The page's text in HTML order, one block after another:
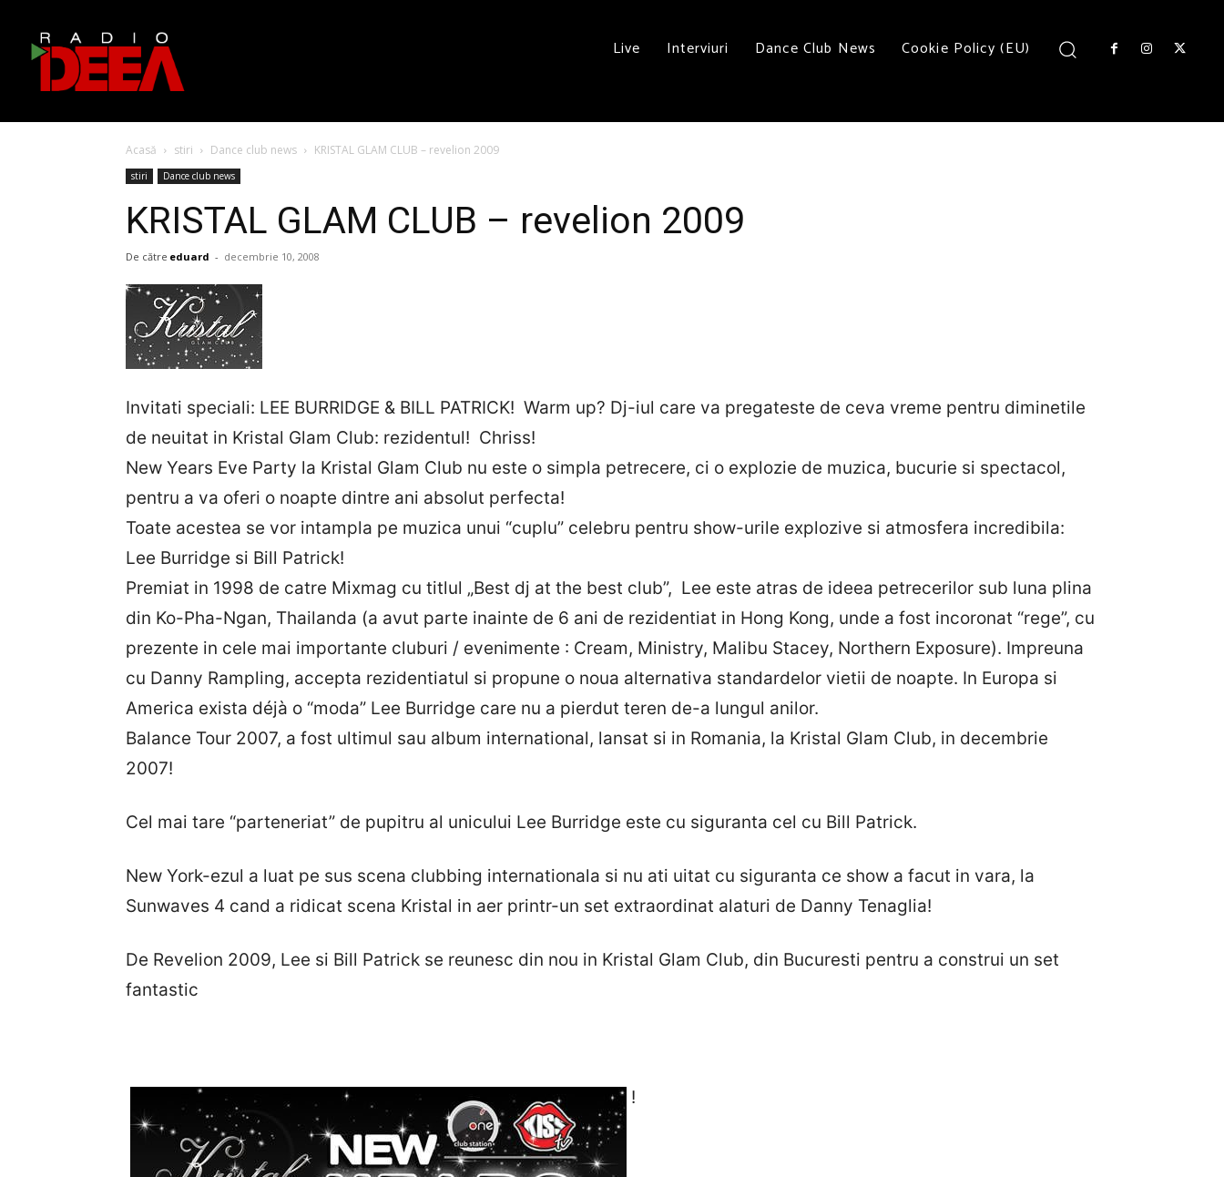
Live Interviuri Dance Club News Cookie Policy (EU)
Acasă stiri Dance club news KRISTAL GLAM CLUB – revelion 2009
stiri Dance club news
KRISTAL GLAM CLUB – revelion 2009
De către eduard - decembrie 10, 2008
Invitati speciali: LEE BURRIDGE & BILL PATRICK! Warm up? Dj-iul care va pregateste de ceva vreme pentru diminetile
de neuitat in Kristal Glam Club: rezidentul! Chriss!
New Years Eve Party la Kristal Glam Club nu este o simpla petrecere, ci o explozie de muzica, bucurie si spectacol,
pentru a va oferi o noapte dintre ani absolut perfecta!
Toate acestea se vor intampla pe muzica unui “cuplu” celebru pentru show-urile explozive si atmosfera incredibila:
Lee Burridge si Bill Patrick!
Premiat in 1998 de catre Mixmag cu titlul „Best dj at the best club”, Lee este atras de ideea petrecerilor sub luna plina
din Ko-Pha-Ngan, Thailanda (a avut parte inainte de 6 ani de rezidentiat in Hong Kong, unde a fost incoronat “rege”, cu
prezente in cele mai importante cluburi / evenimente : Cream, Ministry, Malibu Stacey, Northern Exposure). Impreuna
cu Danny Rampling, accepta rezidentiatul si propune o noua alternativa standardelor vietii de noapte. In Europa si
America exista déjà o “moda” Lee Burridge care nu a pierdut teren de-a lungul anilor.
Balance Tour 2007, a fost ultimul sau album international, lansat si in Romania, la Kristal Glam Club, in decembrie
2007!
Cel mai tare “parteneriat” de pupitru al unicului Lee Burridge este cu siguranta cel cu Bill Patrick.
New York-ezul a luat pe sus scena clubbing internationala si nu ati uitat cu siguranta ce show a facut in vara, la
Sunwaves 4 cand a ridicat scena Kristal in aer printr-un set extraordinat alaturi de Danny Tenaglia!
De Revelion 2009, Lee si Bill Patrick se reunesc din nou in Kristal Glam Club, din Bucuresti pentru a construi un set
fantastic
!